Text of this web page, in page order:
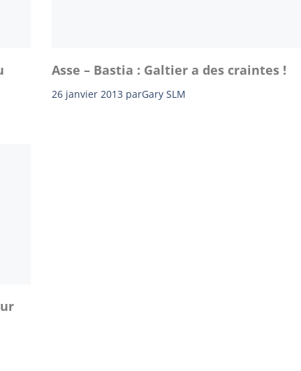
Asse – Bastia : Galtier a des craintes !
26 janvier 2013 parGary SLM